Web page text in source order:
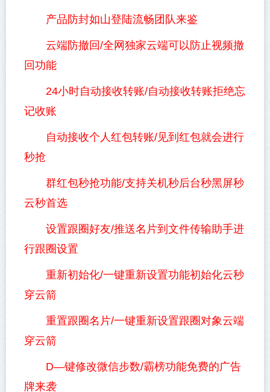
产品防封如山登陆流畅团队来鉴
云端防撤回/全网独家云端可以防止视频撤
回功能
24小时自动接收转账/自动接收转账拒绝忘
记收账
自动接收个人红包转账/见到红包就会进行
秒抢
群红包秒抢功能/支持关机秒后台秒黑屏秒
云秒首选
设置跟圈好友/推送名片到文件传输助手进
行跟圈设置
重新初始化/一键重新设置功能初始化云秒
穿云箭
重置跟圈名片/一键重新设置跟圈对象云端
穿云箭
D—键修改微信步数/霸榜功能免费的广告
牌来袭